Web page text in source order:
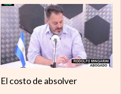
El costo de absolver